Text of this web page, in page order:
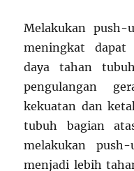
Melakukan push-
meningkat dapat
daya tahan
pengulangan
kekuatan dan
tubuh bagian
melakukan
menjadi lebih